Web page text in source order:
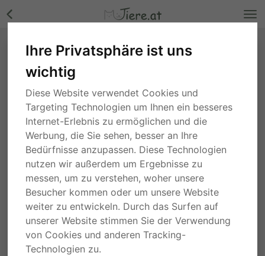
Ihre Privatsphäre ist uns
wichtig
Diese Website verwendet Cookies und
Targeting Technologien um Ihnen ein besseres
Internet-Erlebnis zu ermöglichen und die
Werbung, die Sie sehen, besser an Ihre
Bedürfnisse anzupassen. Diese Technologien
nutzen wir außerdem um Ergebnisse zu
messen, um zu verstehen, woher unsere
Besucher kommen oder um unsere Website
weiter zu entwickeln. Durch das Surfen auf
unserer Website stimmen Sie der Verwendung
von Cookies und anderen Tracking-
Technologien zu.